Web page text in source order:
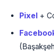
Pixel +